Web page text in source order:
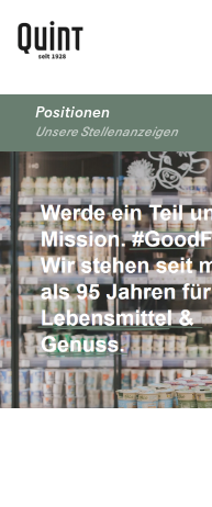
Positionen
Unsere Stellenanzeigen